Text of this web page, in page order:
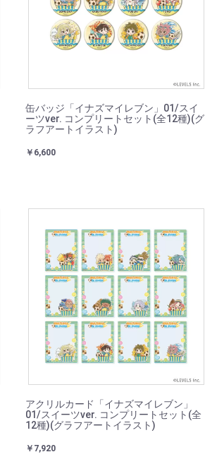
缶バッジ「イナズマイレブン」01/スイ
ーツver. コンプリートセット(全12種)(グ
ラフアートイラスト)
￥6,600
アクリルカード「イナズマイレブン」
01/スイーツver. コンプリートセット(全
12種)(グラフアートイラスト)
￥7,920